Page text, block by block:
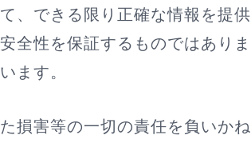
、できる限り正確な情報を提供
全性を保証するものではありま
ます。
損害等の一切の責任を負いかね